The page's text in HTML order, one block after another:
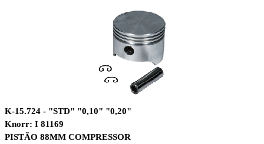
K-15.724 - "STD" "0,10" "0,20"
Knorr: I 81169
PISTÃO 88MM COMPRESSOR